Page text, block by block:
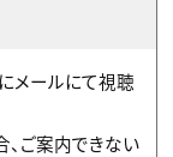
メールにて視聴
ご案内できない